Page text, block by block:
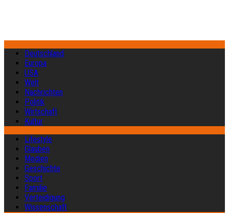
Deutschland
Europa
USA
Welt
Nachrichten
Politik
Wirtschaft
Kultur
Lifestyle
Glauben
Medien
Geschichte
Sport
Familie
Verteidigung
Wissenschaft